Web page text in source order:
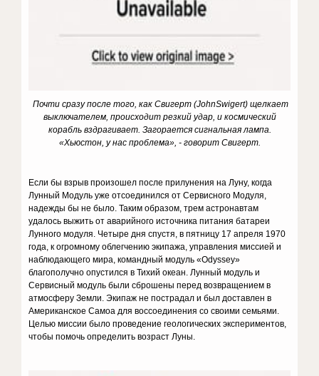
Почти сразу после того, как Свигерт (JohnSwigert) щелкает
выключателем, происходит резкий удар, и космический
корабль вздрагивает. Загорается сигнальная лампа.
«Хьюстон, у нас проблема», - говорит Свигерт.
Если бы взрыв произошел после прилунения на Луну, когда
Лунный Модуль уже отсоединился от Сервисного Модуля,
надежды бы не было. Таким образом, трем астронавтам
удалось выжить от аварийного источника питания батареи
Лунного модуля. Четыре дня спустя, в пятницу 17 апреля 1970
года, к огромному облегчению экипажа, управления миссией и
наблюдающего мира, командный модуль «Odyssey»
благополучно опустился в Тихий океан. Лунный модуль и
Сервисный модуль были сброшены перед возвращением в
атмосферу Земли. Экипаж не пострадал и был доставлен в
Американское Самоа для воссоединения со своими семьями.
Целью миссии было проведение геологических экспериментов,
чтобы помочь определить возраст Луны.